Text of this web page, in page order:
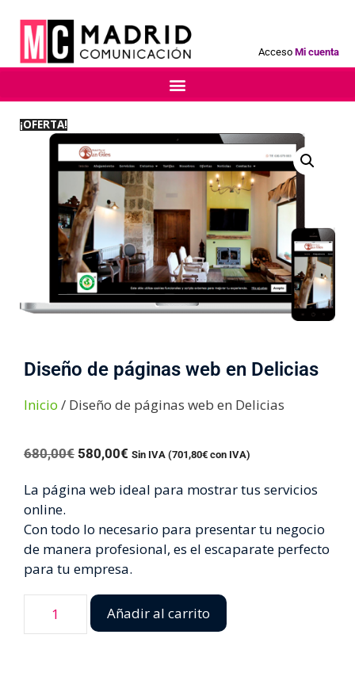
Acceso Mi cuenta
¡OFERTA!
Diseño de páginas web en Delicias
Inicio / Diseño de páginas web en Delicias
680,00€ 580,00€ Sin IVA (701,80€ con IVA)
La página web ideal para mostrar tus servicios
online.
Con todo lo necesario para presentar tu negocio
de manera profesional, es el escaparate perfecto
para tu empresa.
Añadir al carrito